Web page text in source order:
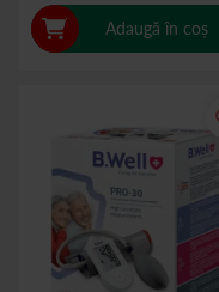
Adaugă în coș